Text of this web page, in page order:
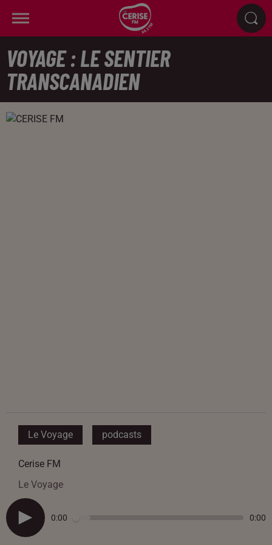
VOYAGE : LE SENTIER
TRANSCANADIEN
Le Voyage podcasts
Cerise FM
Le Voyage
0:00 0:00